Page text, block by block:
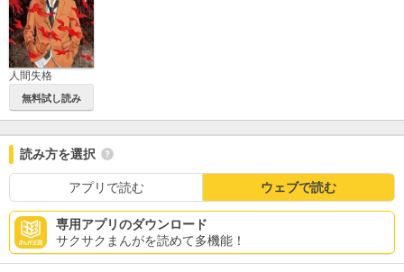
人間失格
無料試し読み
読み方を選択
アプリで読む ウェブで読む
専用アプリのダウンロード
サクサクまんがを読めて多機能！